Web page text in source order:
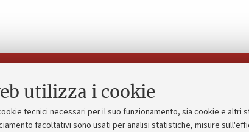
utilizza i cookie
tecnici necessari per il suo funzionamento, sia cookie e
facoltativi sono usati per analisi statistiche, misure
Piano strategico